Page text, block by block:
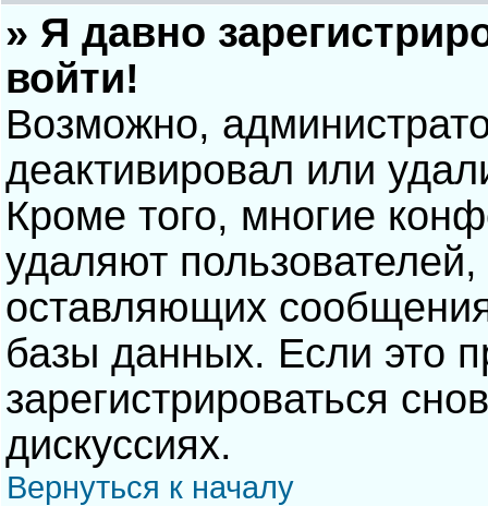
» Я давно
войти!
Возможно,
деактивировал или
Кроме того, многие
удаляют
оставляющих
базы данных. Если это
зарегистрироваться
дискуссиях.
Вернуться к началу